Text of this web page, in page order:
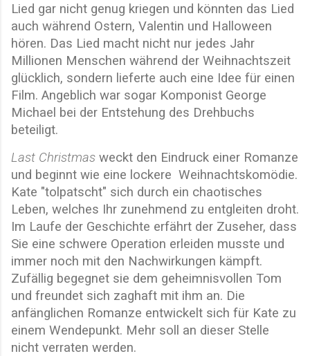
Lied gar nicht genug kriegen und könnten das Lied
auch während Ostern, Valentin und Halloween
hören. Das Lied macht nicht nur jedes Jahr
Millionen Menschen während der Weihnachtszeit
glücklich, sondern lieferte auch eine Idee für einen
Film. Angeblich war sogar Komponist George
Michael bei der Entstehung des Drehbuchs
beteiligt.
Last Christmas weckt den Eindruck einer Romanze
und beginnt wie eine lockere Weihnachtskomödie.
Kate "tolpatscht" sich durch ein chaotisches
Leben, welches Ihr zunehmend zu entgleiten droht.
Im Laufe der Geschichte erfährt der Zuseher, dass
Sie eine schwere Operation erleiden musste und
immer noch mit den Nachwirkungen kämpft.
Zufällig begegnet sie dem geheimnisvollen Tom
und freundet sich zaghaft mit ihm an. Die
anfänglichen Romanze entwickelt sich für Kate zu
einem Wendepunkt. Mehr soll an dieser Stelle
nicht verraten werden.